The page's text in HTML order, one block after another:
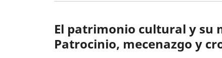
El patrimonio cultural y su
Patrocinio, mecenazgo y